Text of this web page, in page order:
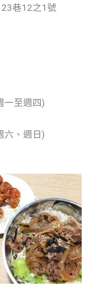
巷12之1號
一至週四)
六、週日)